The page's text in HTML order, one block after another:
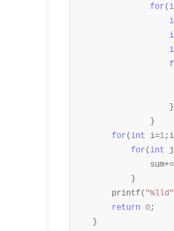
for (
                    }
                }
for ( int i=1
for ( int
                sum
+=
            }
        printf(
"%lld"
return 0;
    }